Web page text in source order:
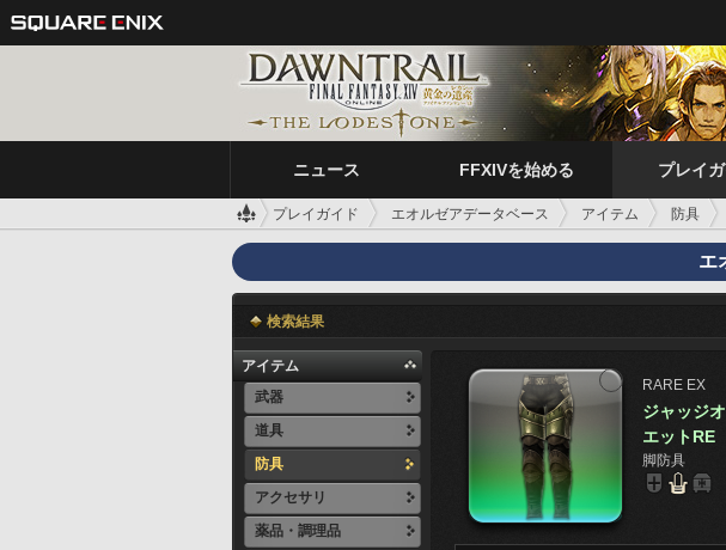
ニュース FFXIVを始める プレイ
プレイガイド エオルゼアデータベース アイテム 防具
エ
検索結果
アイテム
武器
道具
防具
アクセサリ
薬品・調理品
RARE EX
ジャッジ
エットRE
脚防具